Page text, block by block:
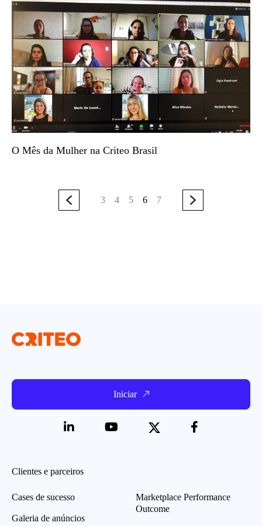
O Mês da Mulher na Criteo Brasil
3 4 5 6 7
Iniciar
Clientes e parceiros
Cases de sucesso
Galeria de anúncios
Marketplace Performance
Outcome